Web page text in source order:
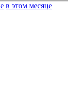
в этом месяце